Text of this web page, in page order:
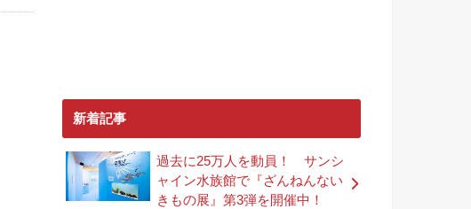
新着記事
過去に25万人を動員！ サンシ
ャイン水族館で『ざんねんない
きもの展』第3弾を開催中！